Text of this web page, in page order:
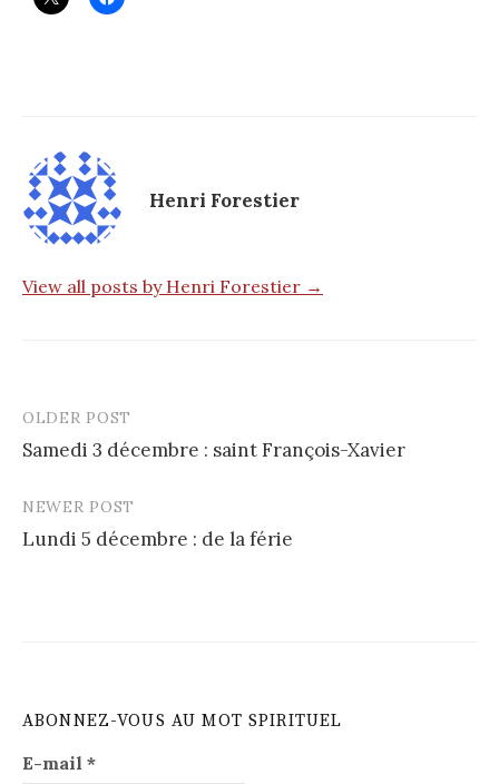
Henri Forestier
View all posts by Henri Forestier →
Post
navigation
OLDER POST
Samedi 3 décembre : saint François-Xavier
NEWER POST
Lundi 5 décembre : de la férie
ABONNEZ-VOUS AU MOT SPIRITUEL
E-mail *